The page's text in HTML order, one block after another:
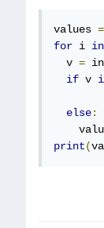
values =
for i in
  v
=
if v
else:
print(